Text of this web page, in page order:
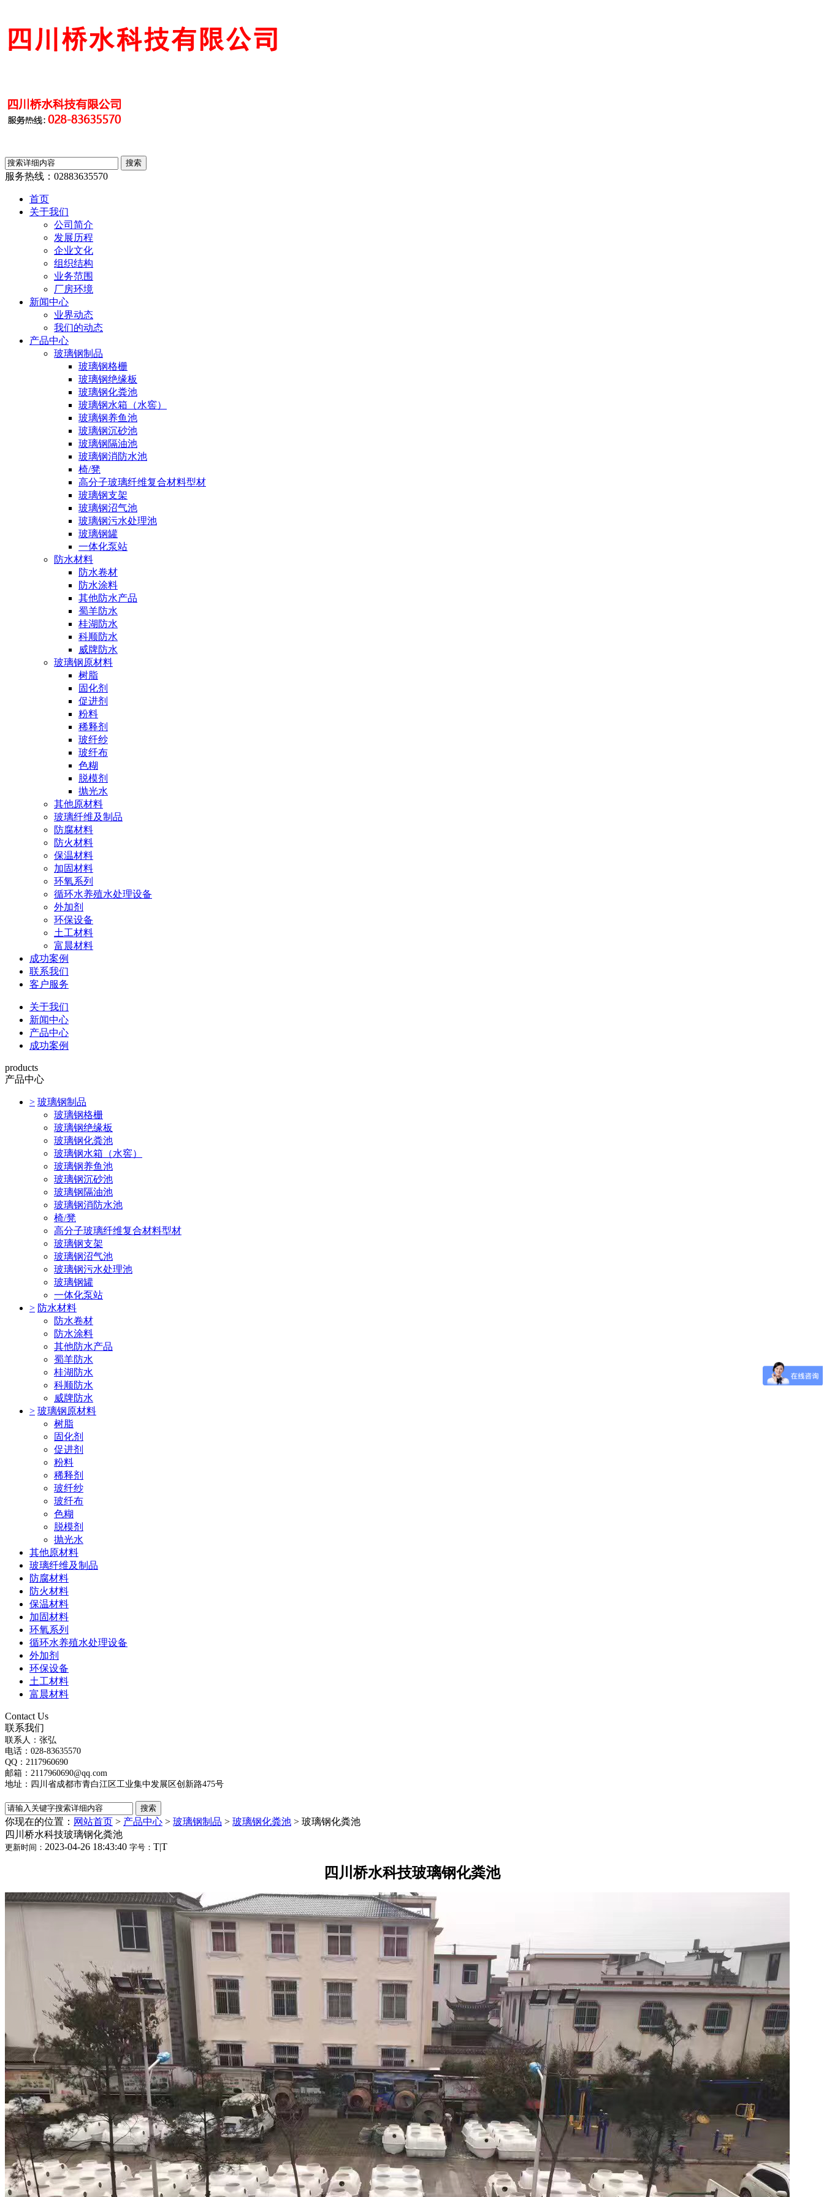
服务热线： 02883635570
首页
关于我们
公司简介
发展历程
企业文化
组织结构
业务范围
厂房环境
新闻中心
业界动态
我们的动态
产品中心
玻璃钢制品
玻璃钢格栅
玻璃钢绝缘板
玻璃钢化粪池
玻璃钢水箱（水窖）
玻璃钢养鱼池
玻璃钢沉砂池
玻璃钢隔油池
玻璃钢消防水池
椅/凳
高分子玻璃纤维复合材料型材
玻璃钢支架
玻璃钢沼气池
玻璃钢污水处理池
玻璃钢罐
一体化泵站
防水材料
防水卷材
防水涂料
其他防水产品
蜀羊防水
桂湖防水
科顺防水
威牌防水
玻璃钢原材料
树脂
固化剂
促进剂
粉料
稀释剂
玻纤纱
玻纤布
色糊
脱模剂
抛光水
其他原材料
玻璃纤维及制品
防腐材料
防火材料
保温材料
加固材料
环氧系列
循环水养殖水处理设备
外加剂
环保设备
土工材料
富晨材料
成功案例
联系我们
客户服务
关于我们
新闻中心
产品中心
成功案例
products
产品中心
> 玻璃钢制品
玻璃钢格栅
玻璃钢绝缘板
玻璃钢化粪池
玻璃钢水箱（水窖）
玻璃钢养鱼池
玻璃钢沉砂池
玻璃钢隔油池
玻璃钢消防水池
椅/凳
高分子玻璃纤维复合材料型材
玻璃钢支架
玻璃钢沼气池
玻璃钢污水处理池
玻璃钢罐
一体化泵站
> 防水材料
防水卷材
防水涂料
其他防水产品
蜀羊防水
桂湖防水
科顺防水
威牌防水
> 玻璃钢原材料
树脂
固化剂
促进剂
粉料
稀释剂
玻纤纱
玻纤布
色糊
脱模剂
抛光水
其他原材料
玻璃纤维及制品
防腐材料
防火材料
保温材料
加固材料
环氧系列
循环水养殖水处理设备
外加剂
环保设备
土工材料
富晨材料
Contact Us
联系我们
联系人：张弘
电话：028-83635570
QQ：2117960690
邮箱：2117960690@qq.com
地址：四川省成都市青白江区工业集中发展区创新路475号
你现在的位置： 网站首页 > 产品中心 > 玻璃钢制品 > 玻璃钢化粪池 > 玻璃钢化粪池
四川桥水科技玻璃钢化粪池
更新时间： 2023-04-26 18:43:40 字号： T|T
四川桥水科技玻璃钢化粪池